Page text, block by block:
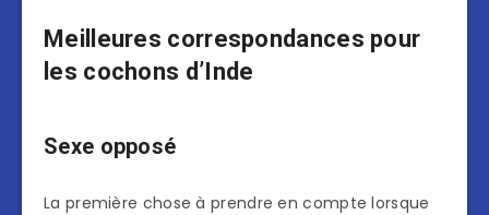
Meilleures correspondances pour
les cochons d’Inde
Sexe opposé
La première chose à prendre en compte lorsque